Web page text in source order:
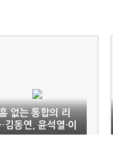
없는 통합의 리
동연, 윤석열·이
차별화